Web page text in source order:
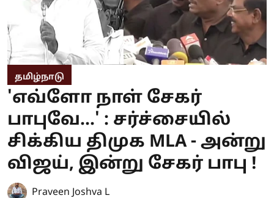
தமிழ்நாடு
'எவ்ளோ நாள் சேகர்
பாபுவே...' : சர்ச்சையில்
சிக்கிய திமுக MLA - அன்று
விஜய், இன்று சேகர் பாபு !
Praveen Joshva L